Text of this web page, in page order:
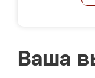
Ваша